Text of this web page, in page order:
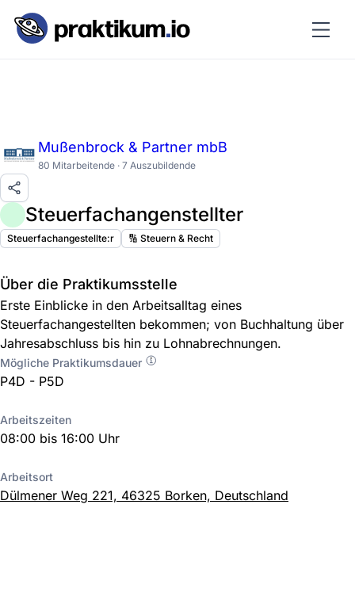
Mußenbrock & Partner mbB
80 Mitarbeitende · 7 Auszubildende
Steuerfachangenstellter
Steuerfachangestellte:r 🔢 Steuern & Recht
Über die Praktikumsstelle
Erste Einblicke in den Arbeitsalltag eines
Steuerfachangestellten bekommen; von Buchhaltung über
Jahresabschluss bis hin zu Lohnabrechnungen.
Mögliche Praktikumsdauer
P4D - P5D
Arbeitszeiten
08:00 bis 16:00 Uhr
Arbeitsort
Dülmener Weg 221, 46325 Borken, Deutschland